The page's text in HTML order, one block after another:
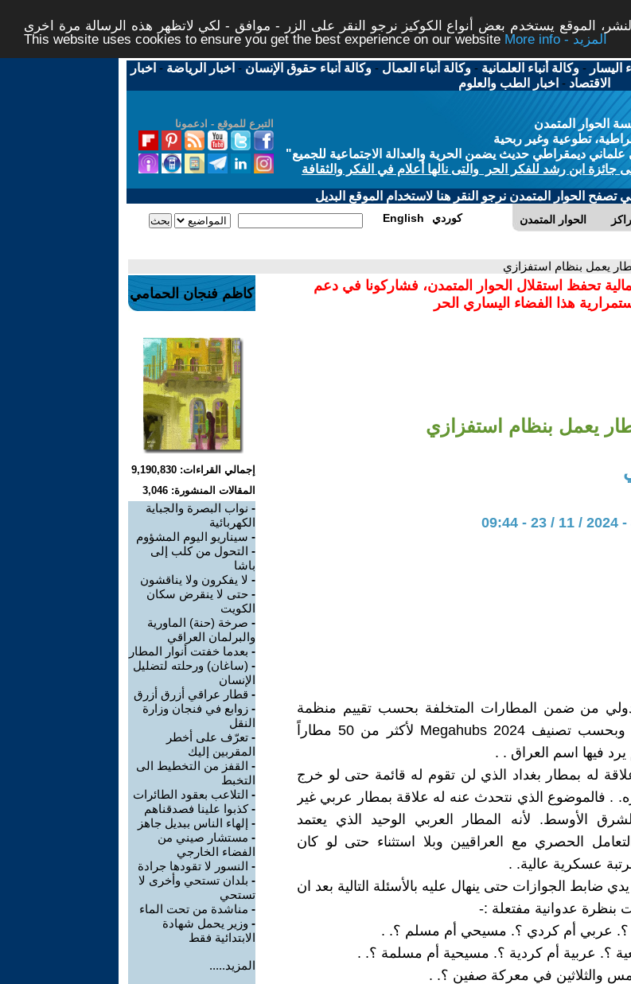
الموقع يستخدم بعض أنواع الكوكيز نرجو النقر على الزر - موافق - لكي لاتظهر هذه الرسالة مرة اخرى -
This website uses cookies to ensure you get the best experience on our website
More info - المزيد
اليسار -وكالة أنباء العلمانية -وكالة أنباء العمال -وكالة أنباء حقوق الإنسان - اخبار الرياضة - اخبار
الاقتصاد - اخبار الطب والعلوم
التبرع للموقع - ادعمونا
الحوار المتمدن
تطوعية وغير ربحية
ديمقراطي حديث يضمن الحرية والعدالة الاجتماعية للجميع"
جائزة ابن رشد للفكر الحر والتى نالها أعلام في الفكر والثقافة
تصفح الحوار المتمدن نرجو النقر هنا لاستخدام الموقع البديل
الحوار المتمدن English كوردي
يعمل بنظام استفزازي
تحفظ استقلال الحوار المتمدن، فشاركونا في دعم
هذا الفضاء اليساري الحر
يعمل بنظام استفزازي
من ضمن المطارات المتخلفة بحسب تقييم منظمة
الطيران العالمية ICAO، وبحسب تصنيف Megahubs 2024 لأكثر من 50 مطاراً
يرد فيها اسم العراق . .
له بمطار بغداد الذي لن تقوم له قائمة حتى لو خرج
فالموضوع الذي نتحدث عنه له علاقة بمطار عربي غير
الأوسط. لأنه المطار العربي الوحيد الذي يعتمد
الحصري مع العراقيين وبلا استثناء حتى لو كان
برتبة عسكرية عالية. .
ضابط الجوازات حتى ينهال عليه بالأسئلة التالية بعد ان
عدوانية مفتعلة :-
عربي أم كردي ؟. مسيحي أم مسلم ؟. .
؟. عربية أم كردية ؟. مسيحية أم مسلمة ؟. .
والثلاثين في معركة صفين ؟. .
كاظم فنجان الحمامي
إجمالي القراءات: 9,190,830
المقالات المنشورة: 3,046
- نواب البصرة والجباية
الكهربائية
- سيناريو اليوم المشؤوم
- التحول من كلب إلى
باشا
- لا يفكرون ولا يناقشون
- حتى لا ينقرض سكان
الكويت
- صرخة (حنة) الماورية
والبرلمان العراقي
- بعدما خفتت أنوار المطار
- (ساغان) ورحلته لتضليل
الإنسان
- قطار عراقي أزرق أزرق
- زوابع في فنجان وزارة
النقل
- تعرّف على أخطر
المقربين إليك
- القفز من التخطيط الى
التخبط
- التلاعب بعقود الطائرات
-كذبوا علينا فصدقناهم
- إلهاء الناس ببديل جاهز
- مستشار صيني من
الفضاء الخارجي
- النسور لا تقودها جرادة
- بلدان تستحي وأخرى لا
تستحي
- مناشدة من تحت الماء
- وزير يحمل شهادة
الابتدائية فقط
المزيد.....